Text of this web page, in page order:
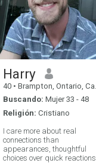
Harry
40 • Brampton, Ontario, Canadá
Buscando: Mujer 33 - 48
Religión: Cristiano
I care more about real
connections than
appearances, thoughtful
choices over quick reactions,